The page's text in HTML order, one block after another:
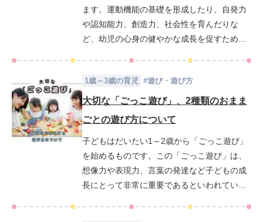
ます。運動機能の基礎を形成したり、自発力
や認知能力、創造力、社会性を育んだりな
ど、幼児の心身の健やかな成長を促すために
れること、年代や発達段階に合わせた遊びを
提供することが大切です。幼児期の発達にお
すすめの遊びとしては、ごっこ遊びや工作、
大人数で遊べるゲームなどがあります。今回
は、幼児にとっての遊びの重要性やその効
果、遊ぶ際のポイントなどを解説します。
1歳～3歳の育児 #遊び・遊び方
大切な「ごっこ遊び」、2種類のおまま
ごとの遊び方について
子どもはだいたい1～2歳から「ごっこ遊び」
を始めるものです。この「ごっこ遊び」は、
想像力や表現力、言葉の発達など子どもの成
長にとって非常に重要であるといわれていま